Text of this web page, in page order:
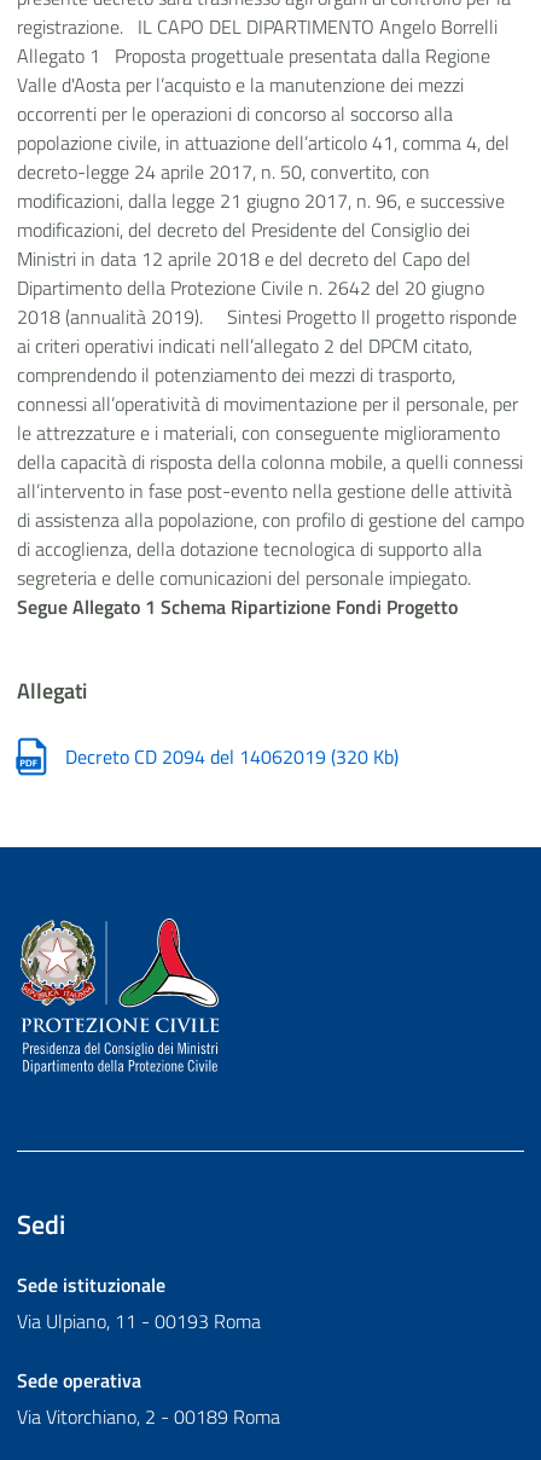
registrazione. IL CAPO DEL DIPARTIMENTO Angelo Borrelli
Allegato 1 Proposta progettuale presentata dalla Regione
Valle d'Aosta per l’acquisto e la manutenzione dei mezzi
occorrenti per le operazioni di concorso al soccorso alla
popolazione civile, in attuazione dell’articolo 41, comma 4, del
decreto-legge 24 aprile 2017, n. 50, convertito, con
modificazioni, dalla legge 21 giugno 2017, n. 96, e successive
modificazioni, del decreto del Presidente del Consiglio dei
Ministri in data 12 aprile 2018 e del decreto del Capo del
Dipartimento della Protezione Civile n. 2642 del 20 giugno
2018 (annualità 2019). Sintesi Progetto Il progetto risponde
ai criteri operativi indicati nell’allegato 2 del DPCM citato,
comprendendo il potenziamento dei mezzi di trasporto,
connessi all’operatività di movimentazione per il personale, per
le attrezzature e i materiali, con conseguente miglioramento
della capacità di risposta della colonna mobile, a quelli connessi
all’intervento in fase post-evento nella gestione delle attività
di assistenza alla popolazione, con profilo di gestione del campo
di accoglienza, della dotazione tecnologica di supporto alla
segreteria e delle comunicazioni del personale impiegato.
Segue Allegato 1 Schema Ripartizione Fondi Progetto
Allegati
Decreto CD 2094 del 14062019(320 Kb)
Dipartimento della Protezione Civile
Sedi
Sede istituzionale
Via Ulpiano, 11 - 00193 Roma
Sede operativa
Via Vitorchiano, 2 - 00189 Roma